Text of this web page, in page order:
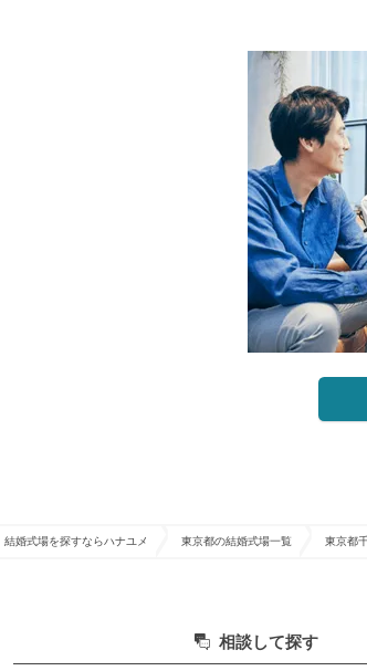
結婚式場を探すならハナユメ 東京都の結婚式場一覧 東京都
相談して探す